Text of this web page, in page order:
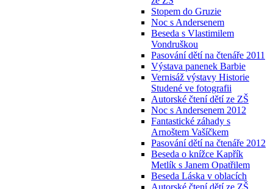
Stopem do Gruzie
Noc s Andersenem
Beseda s Vlastimilem
Vondruškou
Pasování dětí na čtenáře 2011
Výstava panenek Barbie
Vernisáž výstavy Historie
Studené ve fotografii
Autorské čtení dětí ze ZŠ
Noc s Andersenem 2012
Fantastické záhady s
Arnoštem Vašíčkem
Pasování dětí na čtenáře 2012
Beseda o knížce Kapřík
Metlík s Janem Opatřilem
Beseda Láska v oblacích
Autorské čtení dětí ze ZŠ